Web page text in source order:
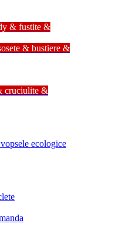
& fustite &
& bustiere &
cruciulite &
ecologice